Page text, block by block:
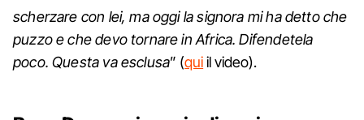
scherzare con lei, ma oggi la signora mi ha detto che
puzzo e che devo tornare in Africa. Difendetela
poco. Questa va esclusa” (quiil video).